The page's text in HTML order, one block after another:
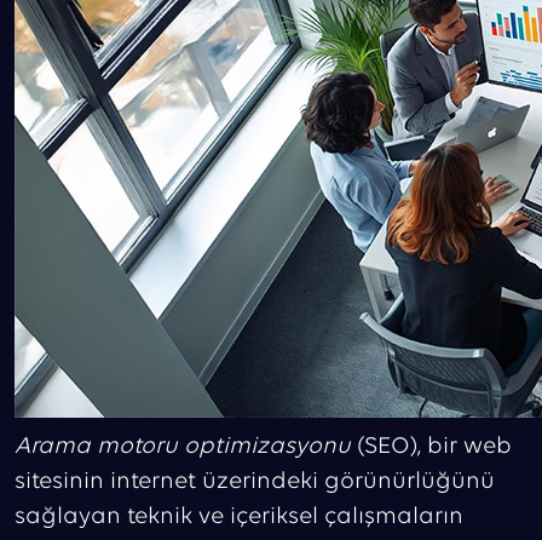
Arama motoru optimizasyonu (SEO), bir web
sitesinin internet üzerindeki görünürlüğünü
sağlayan teknik ve içeriksel çalışmaların